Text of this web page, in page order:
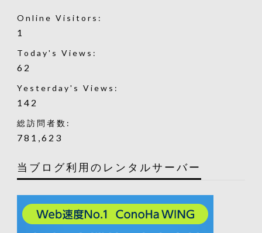
Online Visitors:
1
Today's Views:
62
Yesterday's Views:
142
総訪問者数:
781,623
当ブログ利用のレンタルサーバー